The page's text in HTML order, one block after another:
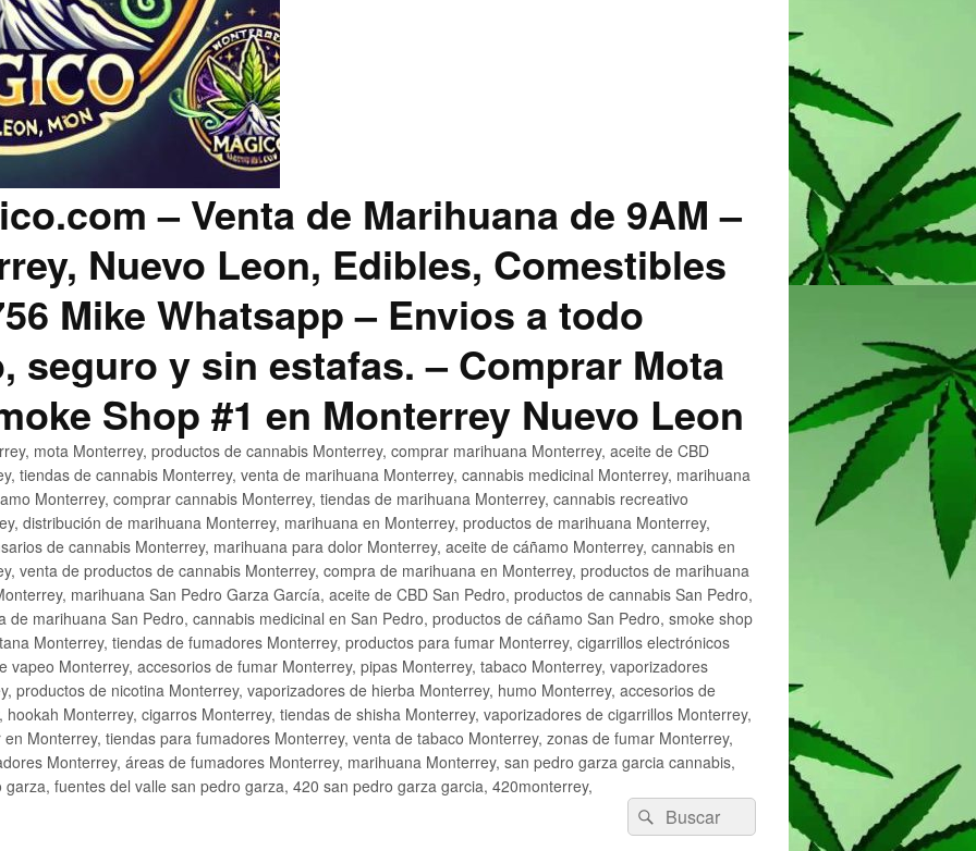
– Venta de Marihuana de 9AM –
Nuevo Leon, Edibles, Comestibles
Mike Whatsapp – Envios a todo
seguro y sin estafas. – Comprar Mota
Shop #1 en Monterrey Nuevo Leon
mota Monterrey, productos de cannabis Monterrey, comprar marihuana Monterrey, aceite de CBD
tiendas de cannabis Monterrey, venta de marihuana Monterrey, cannabis medicinal Monterrey, marihuana
Monterrey, comprar cannabis Monterrey, tiendas de marihuana Monterrey, cannabis recreativo
distribución de marihuana Monterrey, marihuana en Monterrey, productos de marihuana Monterrey,
de cannabis Monterrey, marihuana para dolor Monterrey, aceite de cáñamo Monterrey, cannabis en
venta de productos de cannabis Monterrey, compra de marihuana en Monterrey, productos de marihuana
marihuana San Pedro Garza García, aceite de CBD San Pedro, productos de cannabis San Pedro,
de marihuana San Pedro, cannabis medicinal en San Pedro, productos de cáñamo San Pedro, smoke shop
Monterrey, tiendas de fumadores Monterrey, productos para fumar Monterrey, cigarrillos electrónicos
vapeo Monterrey, accesorios de fumar Monterrey, pipas Monterrey, tabaco Monterrey, vaporizadores
productos de nicotina Monterrey, vaporizadores de hierba Monterrey, humo Monterrey, accesorios de
Monterrey, cigarros Monterrey, tiendas de shisha Monterrey, vaporizadores de cigarrillos Monterrey,
Monterrey, tiendas para fumadores Monterrey, venta de tabaco Monterrey, zonas de fumar Monterrey,
Monterrey, áreas de fumadores Monterrey, marihuana Monterrey, san pedro garza garcia cannabis,
fuentes del valle san pedro garza, 420 san pedro garza garcia, 420monterrey,
Buscar
por:
Buscar